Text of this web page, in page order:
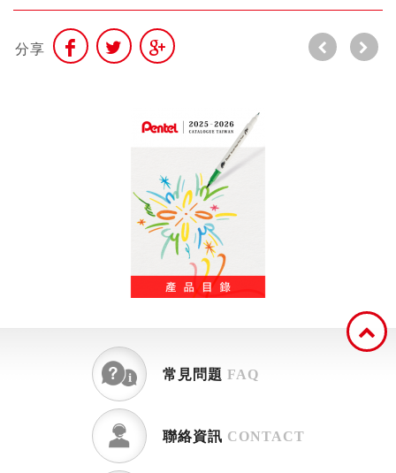
分享
常見問題 FAQ
聯絡資訊 CONTACT